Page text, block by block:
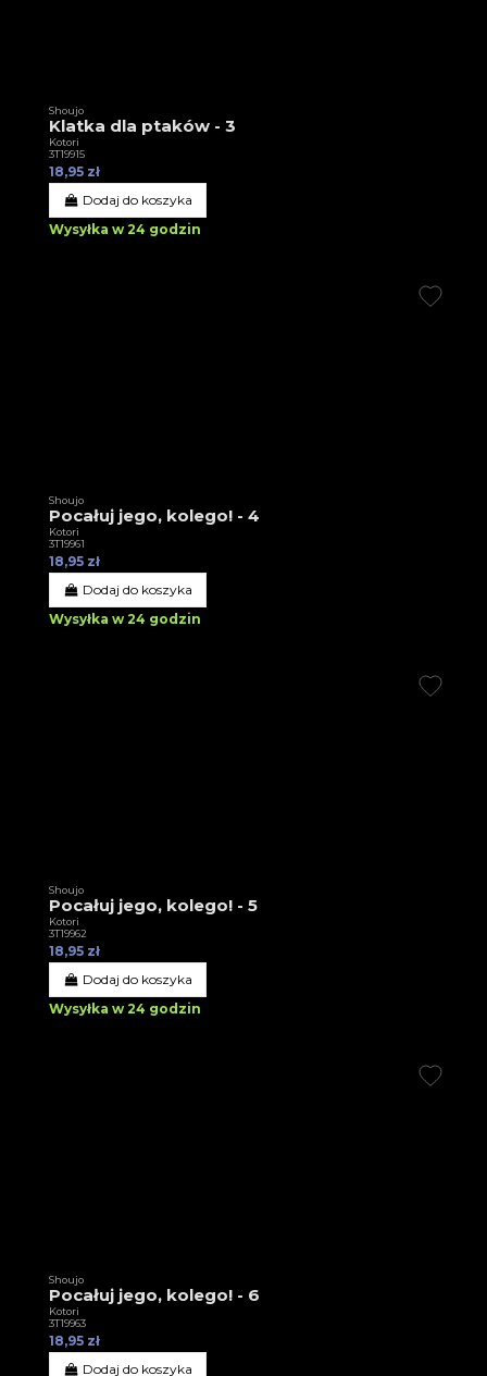
Shoujo
Klatka dla ptaków - 3
Kotori
3T19915
18,95 zł
Dodaj do koszyka
Wysyłka w 24 godzin
Shoujo
Pocałuj jego, kolego! - 4
Kotori
3T19961
18,95 zł
Dodaj do koszyka
Wysyłka w 24 godzin
Shoujo
Pocałuj jego, kolego! - 5
Kotori
3T19962
18,95 zł
Dodaj do koszyka
Wysyłka w 24 godzin
Shoujo
Pocałuj jego, kolego! - 6
Kotori
3T19963
18,95 zł
Dodaj do koszyka